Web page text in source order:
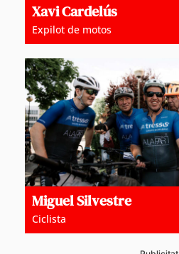
Xavi Cardelús
Expilot de motos
Miguel Silvestre
Ciclista